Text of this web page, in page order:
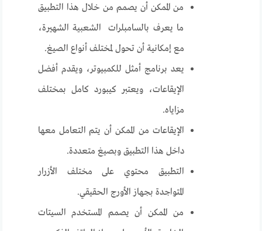
من الممكن أن يصمم من خلال هذا التطبيق
ما يعرف بالسامبلرات الشعبية الشهيرة،
مع إمكانية أن تحول لمختلف أنواع الصيغ.
يعد برنامج أمثل للكمبيوتر، ويقدم أفضل
الإيقاعات، ويعتبر كيبورد كامل بمختلف
مزاياه.
الإيقاعات من الممكن أن يتم التعامل معها
داخل هذا التطبيق وبصيغ متعددة.
التطبيق محتوي على مختلف الأزرار
المتواجدة بجهاز الأورج الحقيقي.
من الممكن أن يصمم المستخدم السيتات